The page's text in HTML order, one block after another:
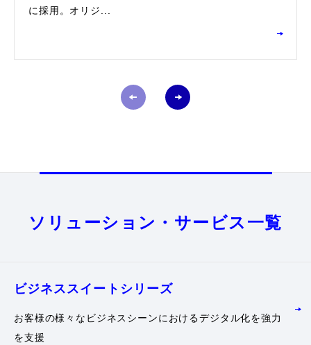
に採用。オリジ...
ソリューション・サービス一覧
ビジネススイート シリーズ
お客様の様々なビジネスシーンにおけるデジタル化を強力
を支援